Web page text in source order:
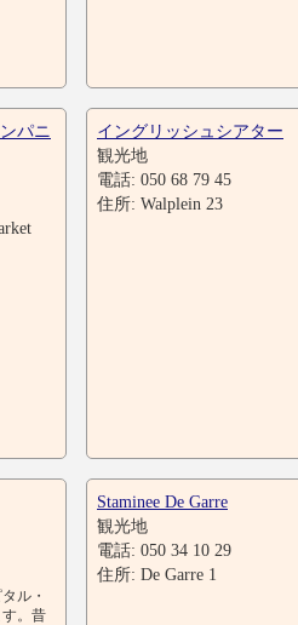
パニ
イングリッシュシアター
観光地
電話: 050 68 79 45
住所: Walplein 23
ル・
。昔
Staminee De Garre
観光地
電話: 050 34 10 29
住所: De Garre 1